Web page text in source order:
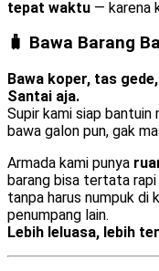
tepat waktu — karena
🧳 Bawa Barang
Bawa koper, tas
Santai aja.
Supir kami siap bantuin
bawa galon pun, gak
Armada kami punya
barang bisa tertata rapi
tanpa harus numpuk di
penumpang lain.
Lebih leluasa, lebih